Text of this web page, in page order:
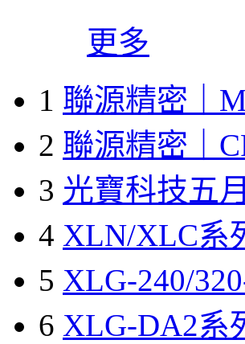
更多
1 聯源精密｜
2 聯源精密｜
3 光寶科技五
4 XLN/XLC系
5 XLG-240/
6 XLG-DA2系